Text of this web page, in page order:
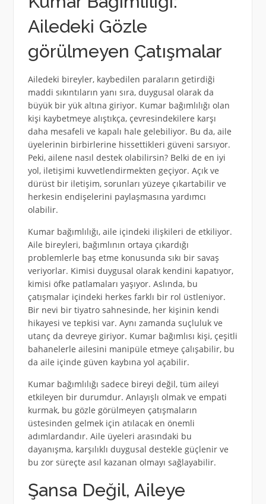
Ailedeki Gözle
görülmeyen Çatışmalar
Ailedeki bireyler, kaybedilen paraların getirdiği
maddi sıkıntıların yanı sıra, duygusal olarak da
büyük bir yük altına giriyor. Kumar bağımlılığı olan
kişi kaybetmeye alıştıkça, çevresindekilere karşı
daha mesafeli ve kapalı hale gelebiliyor. Bu da, aile
üyelerinin birbirlerine hissettikleri güveni sarsıyor.
Peki, ailene nasıl destek olabilirsin? Belki de en iyi
yol, iletişimi kuvvetlendirmekten geçiyor. Açık ve
dürüst bir iletişim, sorunları yüzeye çıkartabilir ve
herkesin endişelerini paylaşmasına yardımcı
olabilir.
Kumar bağımlılığı, aile içindeki ilişkileri de etkiliyor.
Aile bireyleri, bağımlının ortaya çıkardığı
problemlerle baş etme konusunda sıkı bir savaş
veriyorlar. Kimisi duygusal olarak kendini kapatıyor,
kimisi öfke patlamaları yaşıyor. Aslında, bu
çatışmalar içindeki herkes farklı bir rol üstleniyor.
Bir nevi bir tiyatro sahnesinde, her kişinin kendi
hikayesi ve tepkisi var. Aynı zamanda suçluluk ve
utanç da devreye giriyor. Kumar bağımlısı kişi, çeşitli
bahanelerle ailesini manipüle etmeye çalışabilir, bu
da aile içinde güven kaybına yol açabilir.
Kumar bağımlılığı sadece bireyi değil, tüm aileyi
etkileyen bir durumdur. Anlayışlı olmak ve empati
kurmak, bu gözle görülmeyen çatışmaların
üstesinden gelmek için atılacak en önemli
adımlardandır. Aile üyeleri arasındaki bu
dayanışma, karşılıklı duygusal destekle güçlenir ve
bu zor süreçte asıl kazanan olmayı sağlayabilir.
Şansa Değil, Aileye